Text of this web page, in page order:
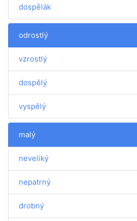
dospělák
odrostlý
vzrostlý
dospělý
vyspělý
malý
neveliký
nepatrný
drobný